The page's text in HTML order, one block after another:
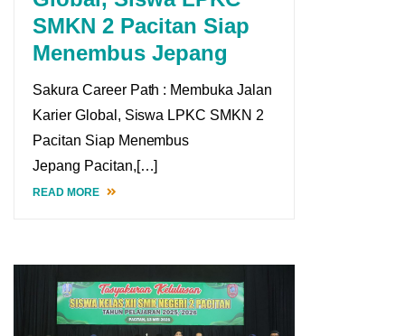
SMKN 2 Pacitan Siap
Menembus Jepang
Sakura Career Path : Membuka Jalan
Karier Global, Siswa LPKC SMKN 2
Pacitan Siap Menembus
Jepang Pacitan,[…]
READ MORE